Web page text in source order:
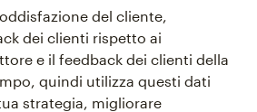
del cliente,
dei clienti rispetto ai
e il feedback dei clienti della
quindi utilizza questi dati
strategia, migliorare